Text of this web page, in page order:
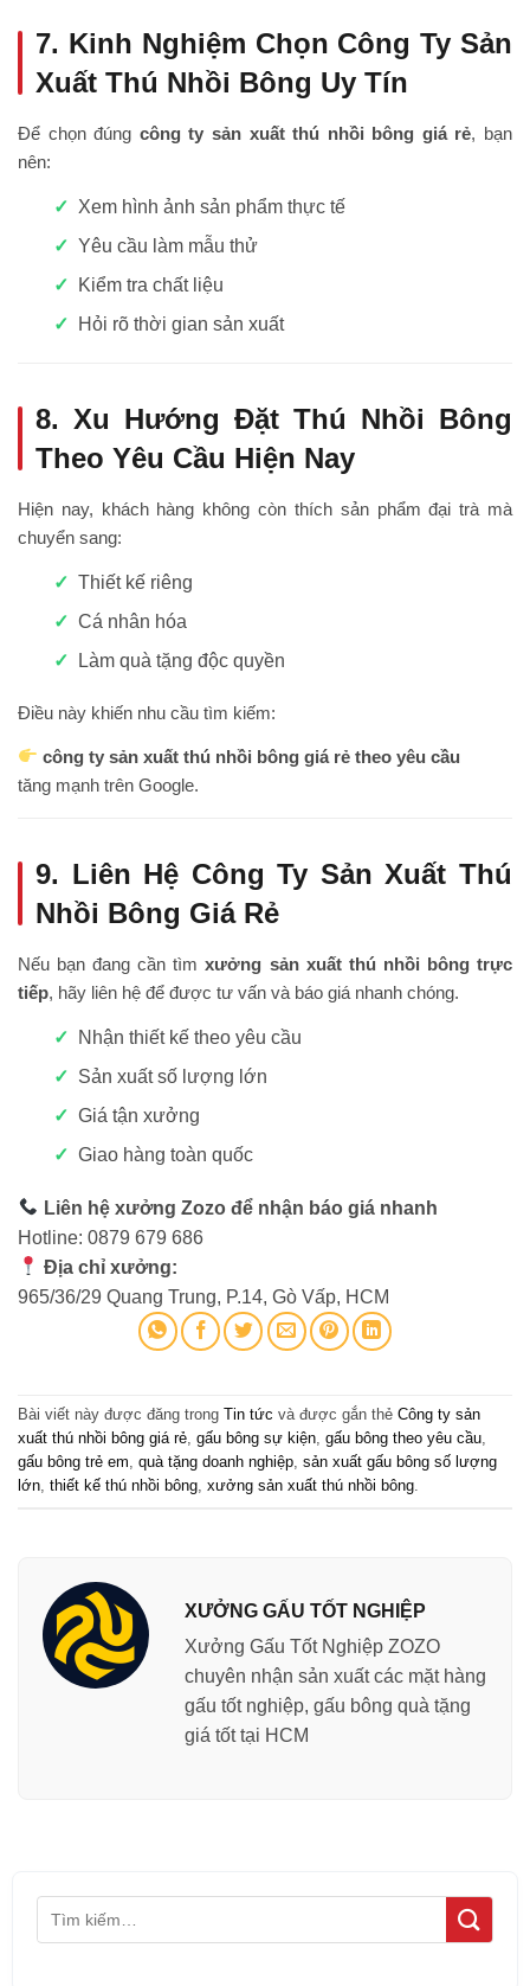
7. Kinh Nghiệm Chọn Công Ty Sản
Xuất Thú Nhồi Bông Uy Tín
Để chọn đúng công ty sản xuất thú nhồi bông giá rẻ, bạn
nên:
Xem hình ảnh sản phẩm thực tế
Yêu cầu làm mẫu thử
Kiểm tra chất liệu
Hỏi rõ thời gian sản xuất
8. Xu Hướng Đặt Thú Nhồi Bông
Theo Yêu Cầu Hiện Nay
Hiện nay, khách hàng không còn thích sản phẩm đại trà mà
chuyển sang:
Thiết kế riêng
Cá nhân hóa
Làm quà tặng độc quyền
Điều này khiến nhu cầu tìm kiếm:
công ty sản xuất thú nhồi bông giá rẻ theo yêu cầu
tăng mạnh trên Google.
9. Liên Hệ Công Ty Sản Xuất Thú
Nhồi Bông Giá Rẻ
Nếu bạn đang cần tìmxưởng sản xuất thú nhồi bông trực
tiếp, hãy liên hệ để được tư vấn và báo giá nhanh chóng.
Nhận thiết kế theo yêu cầu
Sản xuất số lượng lớn
Giá tận xưởng
Giao hàng toàn quốc
Liên hệ xưởng Zozo để nhận báo giá nhanh
Hotline: 0879 679 686
Địa chỉ xưởng:
965/36/29 Quang Trung, P.14, Gò Vấp, HCM
Bài viết này được đăng trong Tin tức và được gắn thẻ Công ty sản
xuất thú nhồi bông giá rẻ, gấu bông sự kiện, gấu bông theo yêu cầu,
gấu bông trẻ em, quà tặng doanh nghiệp, sản xuất gấu bông số lượng
lớn, thiết kế thú nhồi bông, xưởng sản xuất thú nhồi bông.
XƯỞNG GẤU TỐT NGHIỆP
Xưởng Gấu Tốt Nghiệp ZOZO
chuyên nhận sản xuất các mặt hàng
gấu tốt nghiệp, gấu bông quà tặng
giá tốt tại HCM